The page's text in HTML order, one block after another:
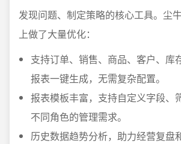
发现问题、制定策略的核心工具。尘
上做了大量优化：
支持订单、销售、商品、客户、库
报表一键生成，无需复杂配置。
报表模板丰富，支持自定义字段、
不同角色的管理需求。
历史数据趋势分析，助力经营复盘